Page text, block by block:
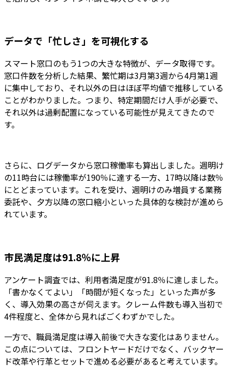
データで「忙しさ」を可視化する
スマート窓口のもう1つの大きな特徴が、データ取得です。
窓口件数を分析した結果、繁忙期は3月第3週から4月第1週
に集中しており、それ以外の日はほぼ平均値で推移している
ことがわかりました。つまり、特定期間だけ人手が必要で、
それ以外は過剰配置になっている可能性が見えてきたので
す。
さらに、ログデータから窓口稼働率も算出しました。週明け
の11時台には稼働率が190％に達する一方、17時以降は数％
にとどまっています。これを受け、週明けのみ増員する業務
委託や、夕方以降の窓口縮小といった具体的な検討が進めら
れています。
市民満足度は91.8％に上昇
アンケート調査では、利用者満足度が91.8％に達しました。
「書かなくてよい」「時間が短くなった」といった声が多
く、導入効果の高さが伺えます。クレーム件数も導入当初で
4件程度と、全体から見ればごくわずかでした。
一方で、職員満足度は導入前後で大きな変化はありません。
この点については、フロントヤードだけでなく、バックヤー
ド改革や行革とセットで進める必要があると考えています。